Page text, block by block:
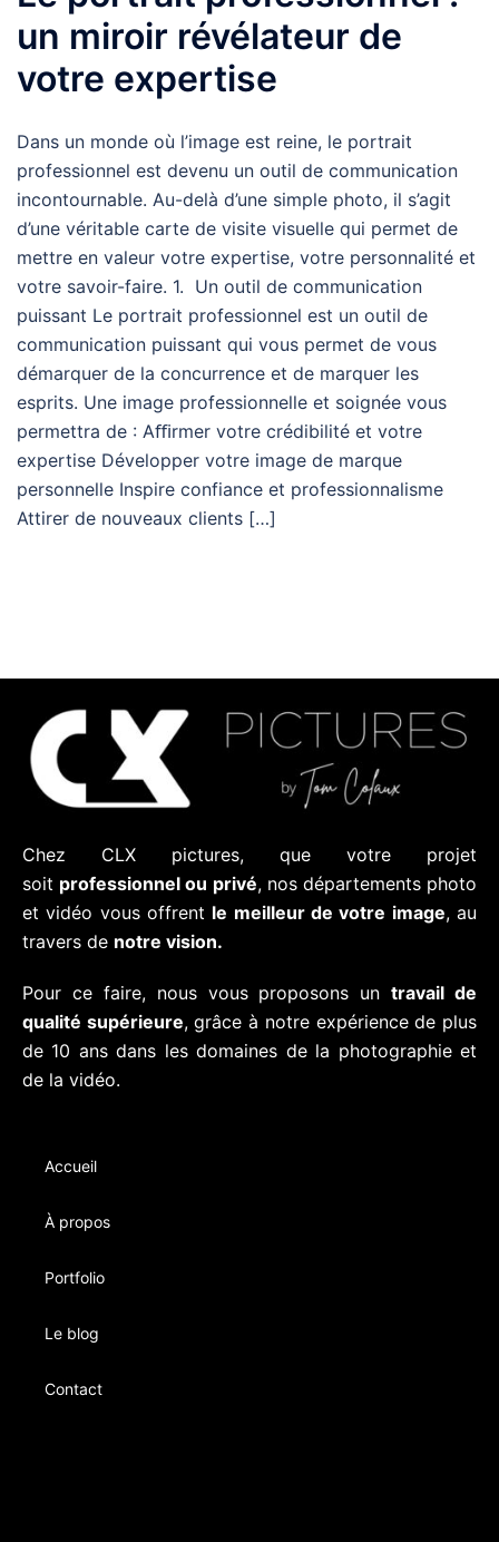
un miroir révélateur de
votre expertise
Dans un monde où l’image est reine, le portrait
professionnel est devenu un outil de communication
incontournable. Au-delà d’une simple photo, il s’agit
d’une véritable carte de visite visuelle qui permet de
mettre en valeur votre expertise, votre personnalité et
votre savoir-faire. 1. Un outil de communication
puissant Le portrait professionnel est un outil de
communication puissant qui vous permet de vous
démarquer de la concurrence et de marquer les
esprits. Une image professionnelle et soignée vous
permettra de : Aﬃrmer votre crédibilité et votre
expertise Développer votre image de marque
personnelle Inspire confiance et professionnalisme
Attirer de nouveaux clients […]
Chez CLX pictures, que votre projet
soit professionnel ou privé, nos départements photo
et vidéo vous offrent le meilleur de votre image, au
travers de notre vision.
Pour ce faire, nous vous proposons untravail de
qualité supérieure, grâce à notre expérience de plus
de 10 ans dans les domaines de la photographie et
de la vidéo.
Accueil
À propos
Portfolio
Le blog
Contact